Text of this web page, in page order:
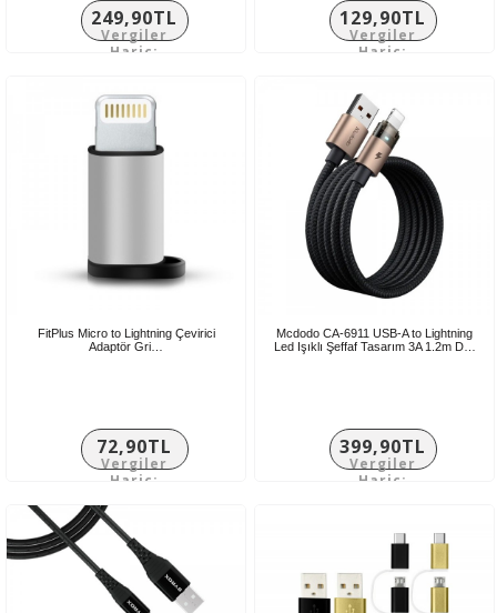
249,90TL
Vergiler
Hariç:
129,90TL
Vergiler
Hariç:
FitPlus Micro to Lightning Çevirici
Adaptör Gri…
72,90TL
Vergiler
Hariç:
Mcdodo CA-6911 USB-A to Lightning
Led Işıklı Şeffaf Tasarım 3A 1.2m D…
399,90TL
Vergiler
Hariç: